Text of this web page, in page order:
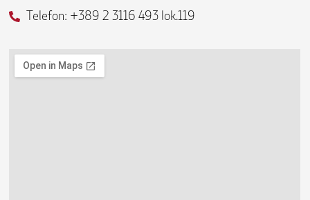
Telefon: +389 2 3116 493 lok.119